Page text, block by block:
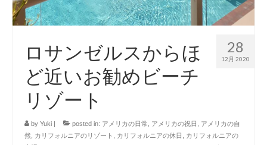
28
12月 2020
ロサンゼルスからほ
ど近いお勧めビーチ
リゾート
by Yuki posted in: アメリカの日常 アメリカの祝日
アメリカの自
然 カリフォルニアのリゾート カリフォルニアの休日
カリフォルニアの